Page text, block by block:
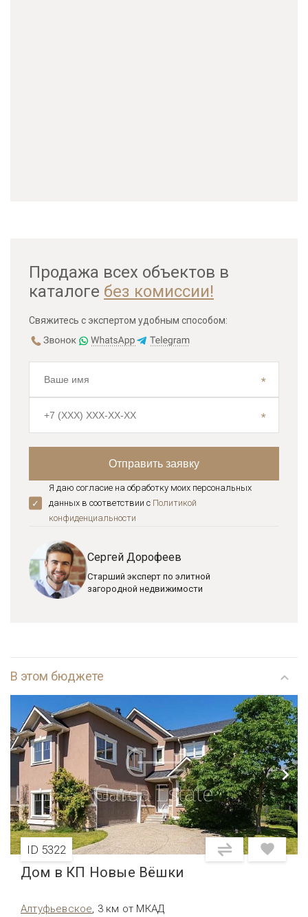
Продажа всех объектов в
каталоге без комиссии!
Свяжитесь с экспертом удобным способом:
Я даю согласие на обработку моих персональных
данных в соответствии с Политикой
конфиденциальноcти
Сергей Дорофеев
Старший эксперт по элитной
загородной недвижимости
В этом бюджете
ID 5322
Дом в КП Новые Вёшки
Алтуфьевcкое, 3 км от МКАД